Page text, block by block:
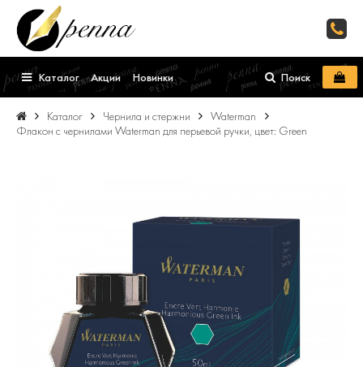
Каталог Акции Новинки Поиск
Каталог Чернила и стержни
Waterman
Флакон с чернилами Waterman для перьевой ручки, цвет: Green